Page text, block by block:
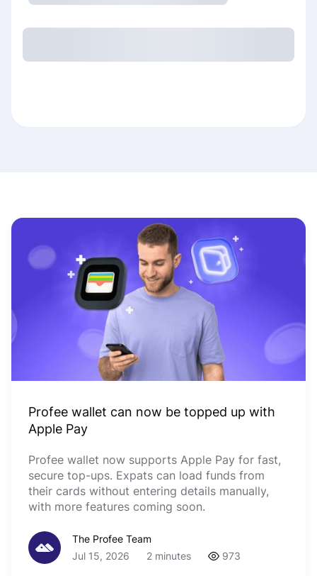
Profee wallet can now be topped up with
Apple Pay
Profee wallet now supports Apple Pay for fast,
secure top-ups. Expats can load funds from
their cards without entering details manually,
with more features coming soon.
The Profee Team
Jul 15, 2026
2 minutes 973